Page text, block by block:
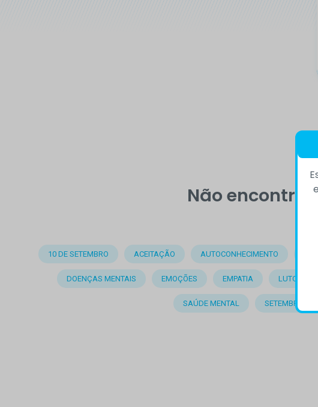
Não
10 DE SETEMBRO ACEITAÇÃO AUTOCONHECIMENTO
DOENÇAS MENTAIS EMOÇÕES EMPATIA LUTO
SAÚDE MENTAL SETEMBRO